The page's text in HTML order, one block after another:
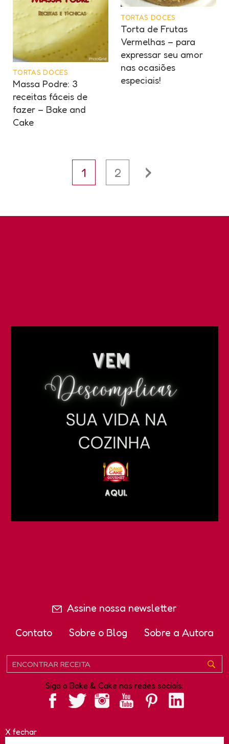
TORTAS DOCES
Massa Podre: 3
receitas fáceis de
fazer – Bake and
Cake
TORTAS DOCES
Torta de Frutas
Vermelhas – para
expressar seu amor
nas ocasiões
especiais!
1 2
X fechar
Assine nossa newsletter
Contato
Sobre o Blog Sobre a Autora
Siga o Bake & Cake nas redes sociais:
Copyright - Bake and Cake e Bake and Cake Gourmet são